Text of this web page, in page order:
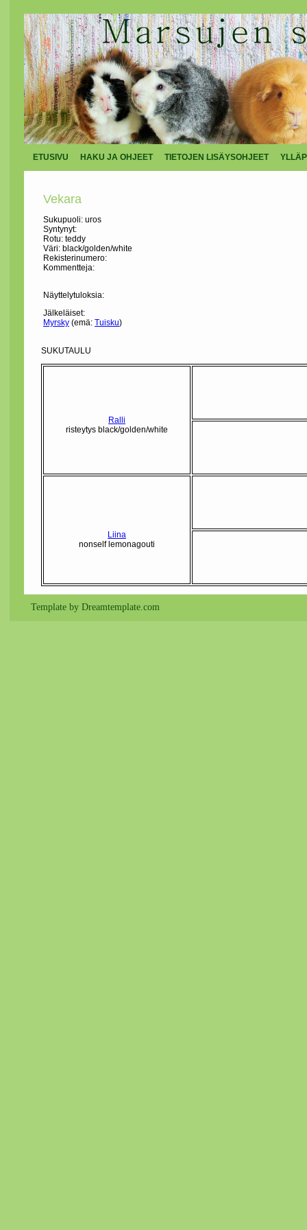
ETUSIVU HAKU JA OHJEET TIETOJEN LISÄYSOHJEET
Vekara
Sukupuoli: uros
Syntynyt:
Rotu: teddy
Väri: black/golden/white
Rekisterinumero:
Kommentteja:
Näyttelytuloksia:
Jälkeläiset:
Myrsky (emä: Tuisku)
SUKUTAULU
Ralli
risteytys black/golden/white
Liina
nonself lemonagouti
Template by Dreamtemplate.com